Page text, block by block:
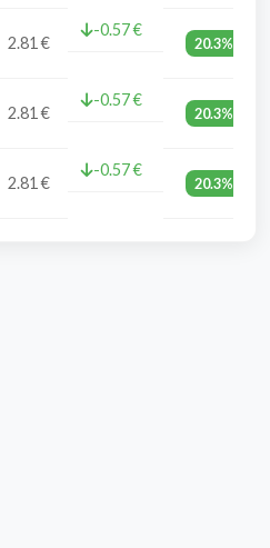
2.81 €
-0.57 €
20.3%
2.81 €
-0.57 €
20.3%
2.81 €
-0.57 €
20.3%